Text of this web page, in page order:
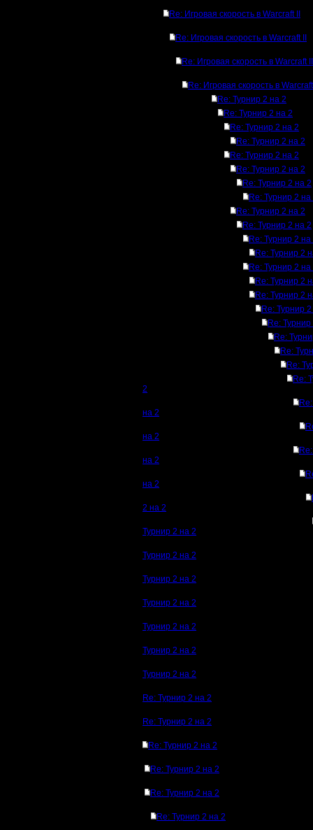
Re: Игровая скорость в Warcraft II
Re: Игровая скорость в Warcraft II
Re: Игровая скорость в Warcraft II
Re: Игровая скорость в
Re: Турнир 2 на 2
Re: Турнир 2 на 2
Re: Турнир 2 на 2
Re: Турнир 2 на 2
Re: Турнир 2 на 2
Re: Турнир 2 на 2
Re: Турнир 2 на 2
Re: Турнир 2 на
Re: Турнир 2 на 2
Re: Турнир 2 на 2
Re: Турнир 2 на
Re: Турнир 2
Re: Турнир 2 на
Re: Турнир 2
Re: Турнир 2
Re: Турнир
Re:
Re:
Re:
Re:
Re:
2
на 2
на 2
на 2
на 2
2 на 2
Турнир 2 на 2
Турнир 2 на 2
Турнир 2 на 2
Турнир 2 на 2
Турнир 2 на 2
Турнир 2 на 2
Турнир 2 на 2
Re: Турнир 2 на 2
Re: Турнир 2 на 2
Re: Турнир 2 на 2
Re: Турнир 2 на 2
Re: Турнир 2 на 2
Re: Турнир 2 на 2